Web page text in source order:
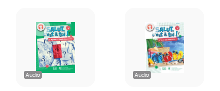
Audio Audio